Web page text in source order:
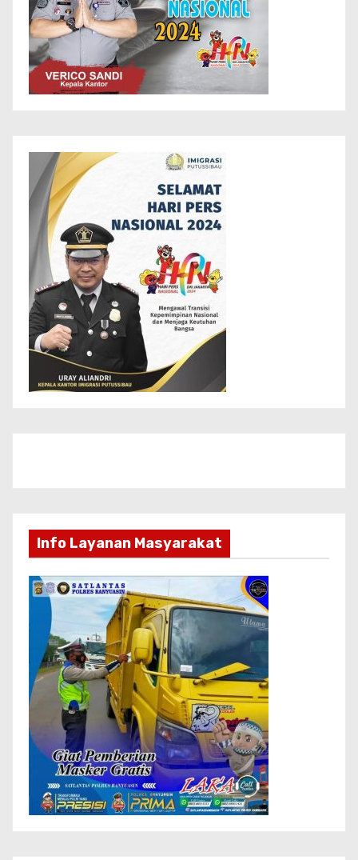
Info Layanan Masyarakat